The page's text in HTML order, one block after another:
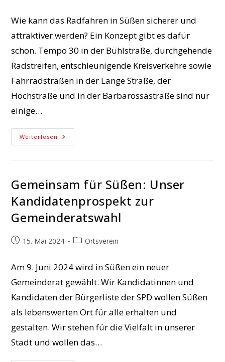
Wie kann das Radfahren in Süßen sicherer und
attraktiver werden? Ein Konzept gibt es dafür
schon. Tempo 30 in der Bühlstraße, durchgehende
Radstreifen, entschleunigende Kreisverkehre sowie
Fahrradstraßen in der Lange Straße, der
Hochstraße und in der Barbarossastraße sind nur
einige…
Weiterlesen Unterwegs
Zum
Gemeinsam für Süßen: Unser
Kandidatenprospekt zur
Gemeinderatswahl
Beitrag15. Mai 2024
Beitrags-
Ortsverein
Am 9. Juni 2024 wird in Süßen ein neuer
Gemeinderat gewählt. Wir Kandidatinnen und
Kandidaten der Bürgerliste der SPD wollen Süßen
als lebenswerten Ort für alle erhalten und
gestalten. Wir stehen für die Vielfalt in unserer
Stadt und wollen das…